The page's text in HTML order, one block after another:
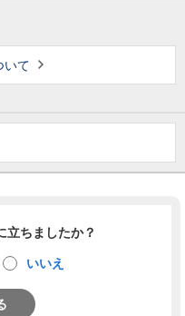
いて
立ちましたか？
いいえ